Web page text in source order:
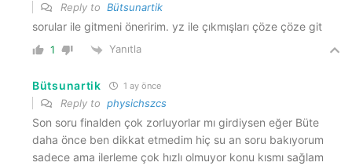
Reply to Bütsunartik
sorular ile gitmeni öneririm. yz ile çıkmışları çöze çöze git
1 Yanıtla
Bütsunartik 1 ay önce
Reply to physichszcs
Son soru finalden çok zorluyorlar mı girdiysen eğer Büte
daha önce ben dikkat etmedim hiç su an soru bakıyorum
sadece ama ilerleme çok hızlı olmuyor konu kısmı sağlam